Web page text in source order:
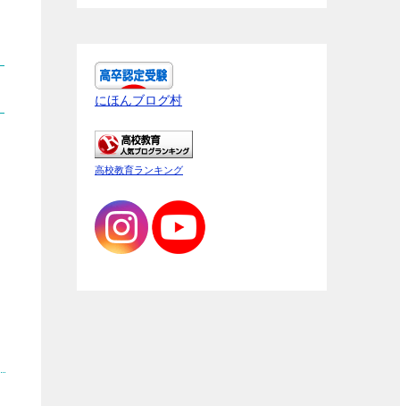
にほんブログ村
高校教育ランキング